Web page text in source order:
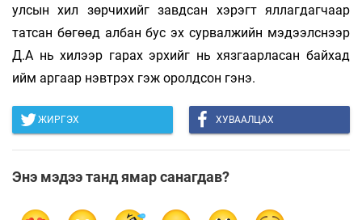
улсын хил зөрчихийг завдсан хэрэгт яллагдагчаар
татсан бөгөөд албан бус эх сурвалжийн мэдээлснээр
Д.А нь хилээр гарах эрхийг нь хязгаарласан байхад
ийм аргаар нэвтрэх гэж оролдсон гэнэ.
ЖИРГЭХ ХУВААЛЦАХ
Энэ мэдээ танд ямар санагдав?